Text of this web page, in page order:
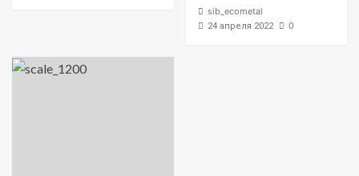
sib_ecometal
24 апреля 2022 0